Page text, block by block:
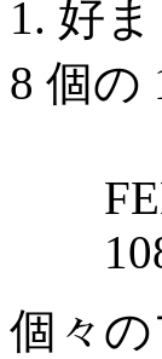
1. 好
8 個の
個々